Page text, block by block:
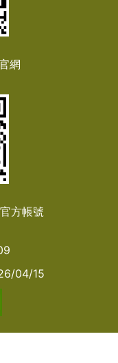
網
方帳號
04/15